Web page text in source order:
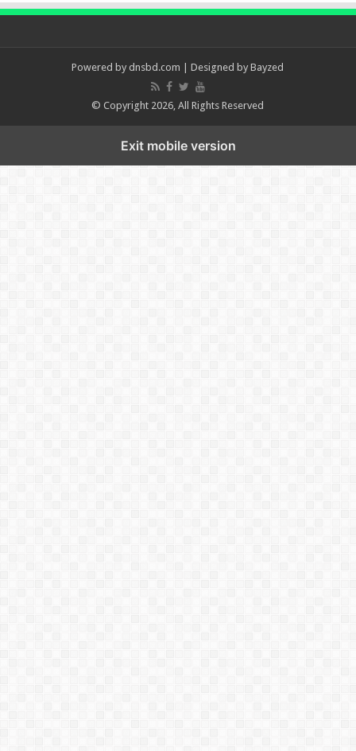
Powered by dnsbd.com | Designed byBayzed
© Copyright 2026, All Rights Reserved
Exit mobile version